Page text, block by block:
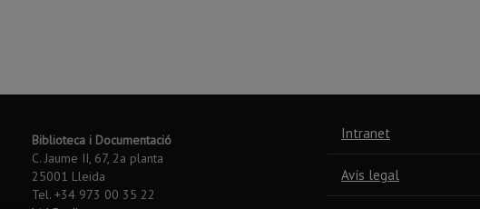
Biblioteca i Documentació
C. Jaume II, 67, 2a planta
25001 Lleida
Tel. +34 973 00 35 22
Intranet
Avís legal